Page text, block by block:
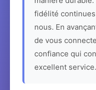
fidélité
nous. En
de vous
confiance qui
excellent service.